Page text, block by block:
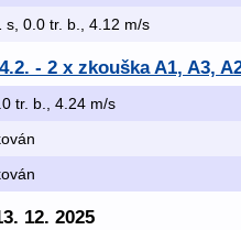
s, 0.0 tr. b., 4.12 m/s
- 2 x zkouška A1, A3,
tr. b., 4.24 m/s
12. 2025